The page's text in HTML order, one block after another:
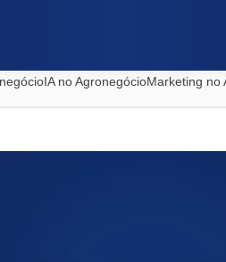
IA no AgronegócioMarketing no